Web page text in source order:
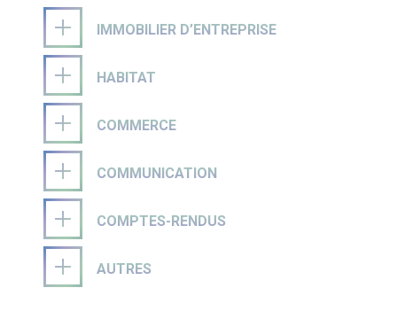
IMMOBILIER D’ENTREPRISE
HABITAT
COMMERCE
COMMUNICATION
COMPTES-RENDUS
AUTRES